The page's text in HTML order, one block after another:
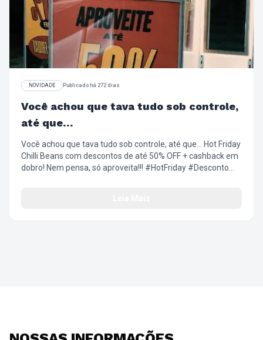
NOVIDADE Publicado há 272 dias
Você achou que tava tudo sob controle,
até que…
Você achou que tava tudo sob controle, até que… Hot Friday
Chilli Beans com descontos de até 50% OFF + cashback em
dobro! Nem pensa, só aproveita!!! #HotFriday #Desconto